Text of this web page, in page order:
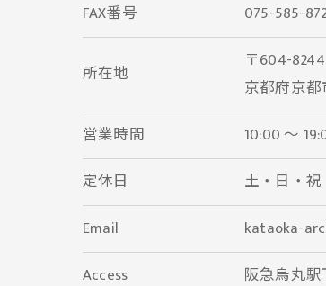
FAX番号
075-585-
所在地
〒604-8244
京都府京都
営業時間
10:00 〜
定休日
土・日・祝
Email
kataoka-
Access
阪急烏丸